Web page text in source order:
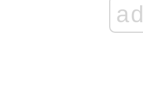
ad